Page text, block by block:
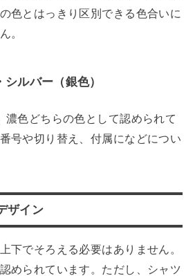
色とはっきり区別できる色合いに
。
ルバー（銀色）
濃色どちらの色として認められて
号や切り替え、付属になどについ
ザイン
下でそろえる必要はありません。
められています。ただし、シャツ